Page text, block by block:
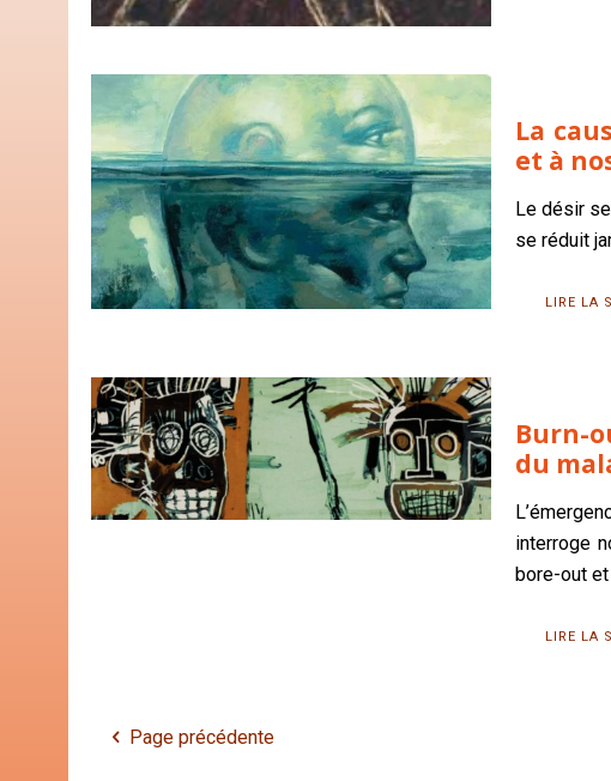
La
et à
Le désir
se réduit
LIRE LA
Burn-
du
interroge
bore-out
LIRE LA
Page précédente